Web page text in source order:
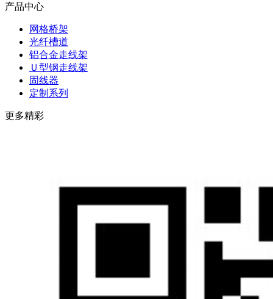
产品中心
网格桥架
光纤槽道
铝合金走线架
Ｕ型钢走线架
固线器
定制系列
更多精彩